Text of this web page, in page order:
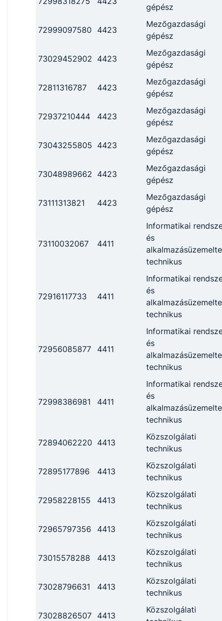
gépész
72999097580 4423
Mezőgazdasági
gépész
73029452902 4423
Mezőgazdasági
gépész
72811316787 4423
Mezőgazdasági
gépész
72937210444 4423
Mezőgazdasági
gépész
73043255805 4423
Mezőgazdasági
gépész
73048989662 4423
Mezőgazdasági
gépész
73111313821 4423
Mezőgazdasági
gépész
73110032067 4411
Informatikai
és
technikus
72916117733 4411
Informatikai
és
technikus
72956085877 4411
Informatikai
és
technikus
72998386981 4411
Informatikai
és
technikus
72894062220 4413
Közszolgálati
technikus
72895177896 4413
Közszolgálati
technikus
72958228155 4413
Közszolgálati
technikus
72965797356 4413
Közszolgálati
technikus
73015578288 4413
Közszolgálati
technikus
73028796631 4413
Közszolgálati
technikus
73028826507 4413
Közszolgálati